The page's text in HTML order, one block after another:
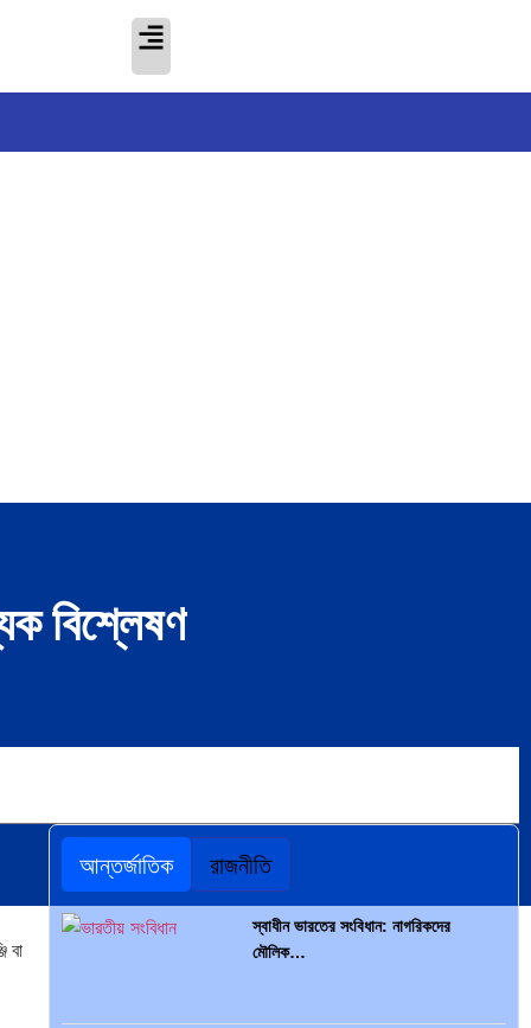
বিশ্লেষণ
বা
আন্তর্জাতিক রাজনীতি
স্বাধীন ভারতের সংবিধান: নাগরিকদের
মৌলিক…